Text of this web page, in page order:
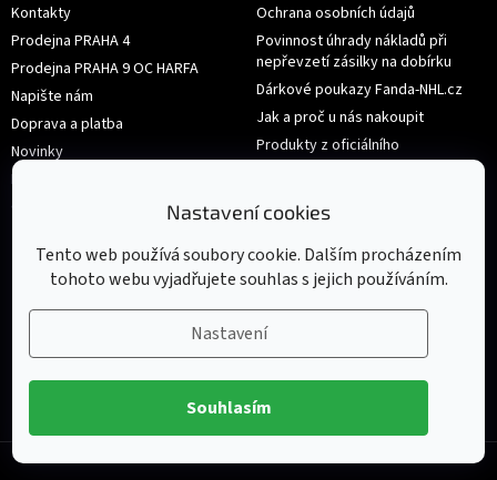
Nastavení cookies
Tento web používá soubory cookie. Dalším procházením
tohoto webu vyjadřujete souhlas s jejich používáním.
Nastavení
Souhlasím
Kontakty
Prodejna PRAHA 4
Prodejna PRAHA 9 OC HARFA
Napište nám
Doprava a platba
Novinky
Hodnocení obchodu
Obchodní podmínky
Ochrana osobních údajů
Povinnost úhrady nákladů při
nepřevzetí zásilky na dobírku
Dárkové poukazy Fanda-NHL.cz
Jak a proč u nás nakoupit
Produkty z oficiálního
shop.nhl.com
Výměna nebo vrácení zboží